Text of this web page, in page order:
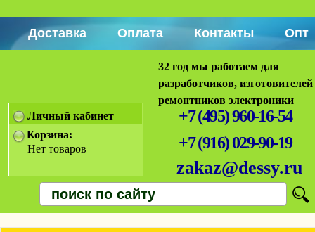
Доставка Оплата Контакты Опт
32 год мы работаем для
разработчиков,
ремонтников электроники
+7 (495) 960-16-54
+7 (916) 029-90-19
zakaz@dessy.ru
Личный кабинет
Корзина:
Нет товаров